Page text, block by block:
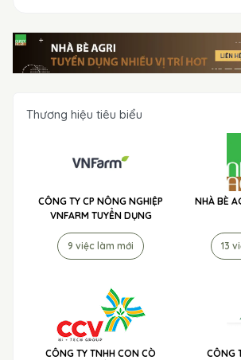
Thương hiệu tiêu biểu
CÔNG TY CP NÔNG NGHIỆP
VNFARM TUYỂN DỤNG
9 việc làm mới
NHÀ BÈ
13
CÔNG TY TNHH CON CÒ
CÔNG